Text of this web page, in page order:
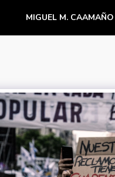
MIGUEL M. CAAMAÑO